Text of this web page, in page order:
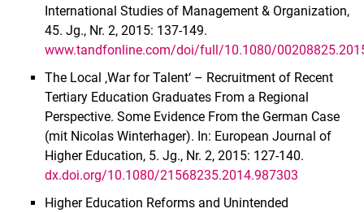
International Studies of Management & Organization,
45. Jg., Nr. 2, 2015: 137-149.
www.tandfonline.com/doi/full/10.1080/
The Local ‚War for Talent‘ – Recruitment of Recent
Tertiary Education Graduates From a Regional
Perspective. Some Evidence From the German Case
(mit Nicolas Winterhager). In: European Journal of
Higher Education, 5. Jg., Nr. 2, 2015: 127-140.
dx.doi.org/10.1080/21568235.2014.987303
Higher Education Reforms and Unintended